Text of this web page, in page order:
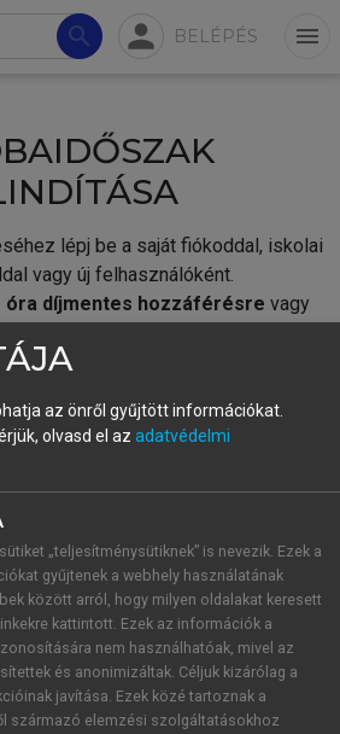
search person BELÉPÉS menu
lépj be a saját fiókoddal, iskolai
vagy új felhasználóként.
óra díjmentes hozzáférésre vagy
vagy hozz létre új fiókot.
próbaidőszakautomatikusan
FIÓKKAL
az önről gyűjtött információkat.
olvasd el az adatvédelmi
„teljesítménysütiknek” is nevezik. Ezek a
gyűjtenek a webhely használatának
között arról, hogy milyen oldalakat keresett
kattintott. Ezek az információk a
nem használhatóak, mivel az
és anonimizáltak. Céljuk kizárólag a
javítása. Ezek közé tartoznak a
származó elemzési szolgáltatásokhoz